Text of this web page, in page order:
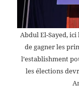
Abdul El-Sayed,
de gagner les
l’establishment
les élections